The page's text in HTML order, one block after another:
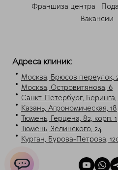
Франшиза центра
Вакансии
Адреса клиник:
Москва, Брюсов переулок,
Москва, Островитянова, 6
Санкт-Петербург, Беринга,
Казань, Агрономическая, 18
Тюмень, Герцена, 82, корп. 1
Тюмень, Зелинского, 24
Курган, Бурова-Петрова,